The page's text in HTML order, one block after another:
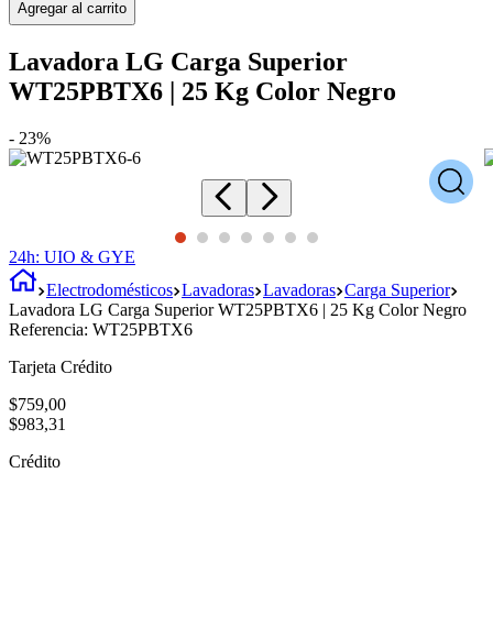
Agregar al carrito
Lavadora LG Carga Superior
WT25PBTX6 | 25 Kg Color Negro
- 23%
24h: UIO & GYE
Electrodomésticos Lavadoras Lavadoras Carga Superior
Lavadora LG Carga Superior WT25PBTX6 | 25 Kg Color Negro
Referencia: WT25PBTX6
Tarjeta Crédito
$759,00
$983,31
Crédito